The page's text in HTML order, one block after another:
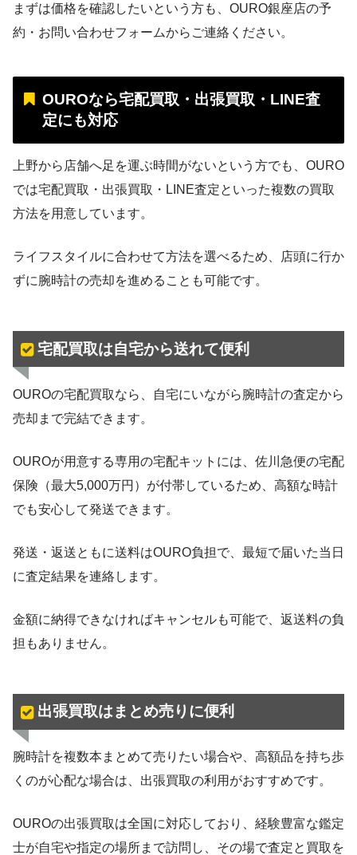
まずは価格を確認したいという方も、OURO銀座店の予
約・お問い合わせフォームからご連絡ください。
OUROなら宅配買取・出張買取・LINE査
定にも対応
上野から店舗へ足を運ぶ時間がないという方でも、OURO
では宅配買取・出張買取・LINE査定といった複数の買取
方法を用意しています。
ライフスタイルに合わせて方法を選べるため、店頭に行か
ずに腕時計の売却を進めることも可能です。
宅配買取は自宅から送れて便利
OUROの宅配買取なら、自宅にいながら腕時計の査定から
売却まで完結できます。
OUROが用意する専用の宅配キットには、佐川急便の宅配
保険（最大5,000万円）が付帯しているため、高額な時計
でも安心して発送できます。
発送・返送ともに送料はOURO負担で、最短で届いた当日
に査定結果を連絡します。
金額に納得できなければキャンセルも可能で、返送料の負
担もありません。
出張買取はまとめ売りに便利
腕時計を複数本まとめて売りたい場合や、高額品を持ち歩
くのが心配な場合は、出張買取の利用がおすすめです。
OUROの出張買取は全国に対応しており、経験豊富な鑑定
士が自宅や指定の場所まで訪問し、その場で査定と買取を